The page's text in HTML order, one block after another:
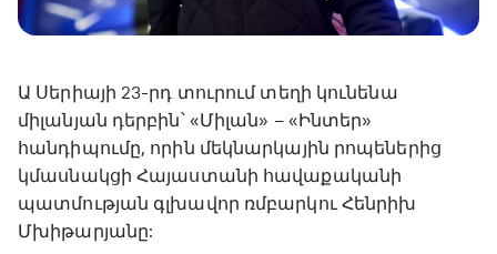
Ա Սերիայի 23-րդ տուրում տեղի կունենա
միլանյան դերբին՝ «Միլան» – «Ինտեր»
հանդիպումը, որին մեկնարկային րոպեներից
կմասնակցի Հայաստանի հավաքականի
պատմության գլխավոր ռմբարկու Հենրիխ
Մխիթարյանը: